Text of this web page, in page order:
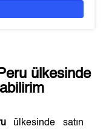
ülkesinde
ülkesinde satın